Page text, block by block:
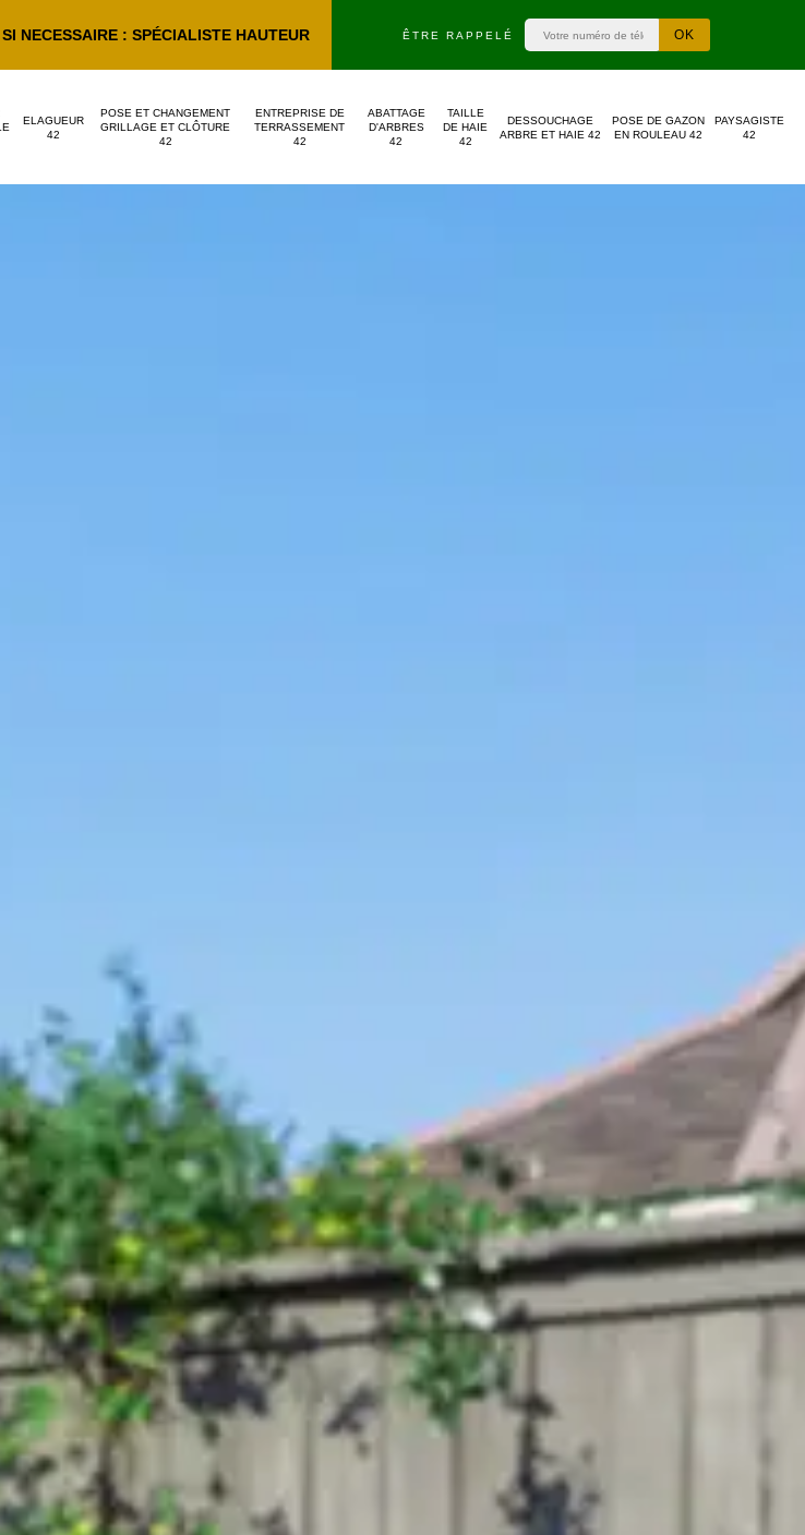
NECESSAIRE : SPÉCIALISTE HAUTEUR ÊTRE RAPPELÉ
ELAGUEUR
42
POSE ET CHANGEMENT
GRILLAGE ET CLÔTURE
42
ENTREPRISE DE
TERRASSEMENT
42
ABATTAGE
D'ARBRES
42
TAILLE
DE HAIE
42
DESSOUCHAGE
ARBRE ET HAIE 42
POSE DE GAZON
EN ROULEAU 42
PAYSAGISTE
42